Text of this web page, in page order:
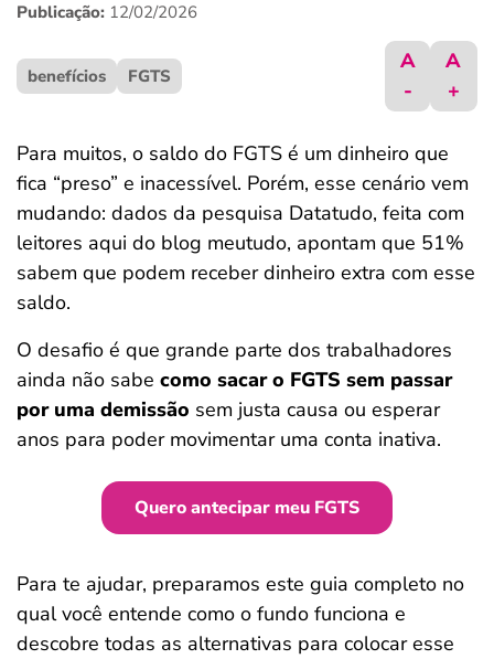
Publicação: 12/02/2026
benefícios FGTS
A
-
A
+
Para muitos, o saldo do FGTS é um dinheiro que
fica “preso” e inacessível. Porém, esse cenário vem
mudando: dados da pesquisa Datatudo, feita com
leitores aqui do blog meutudo, apontam que 51%
sabem que podem receber dinheiro extra com esse
saldo.
O desafio é que grande parte dos trabalhadores
ainda não sabe como sacar o FGTS sem passar
por uma demissão sem justa causa ou esperar
anos para poder movimentar uma conta inativa.
Quero antecipar meu FGTS
Para te ajudar, preparamos este guia completo no
qual você entende como o fundo funciona e
descobre todas as alternativas para colocar esse